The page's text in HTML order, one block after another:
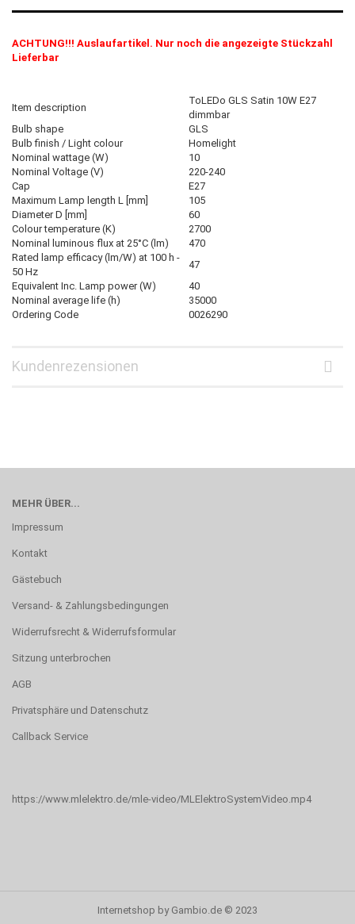
ACHTUNG!!! Auslaufartikel. Nur noch die angezeigte Stückzahl
Lieferbar
Item description
ToLEDo GLS Satin 10W E27
dimmbar
Bulb shape
GLS
Bulb finish / Light colour
Homelight
Nominal wattage (W)
10
Nominal Voltage (V)
220-240
Cap
E27
Maximum Lamp length L [mm]
105
Diameter D [mm]
60
Colour temperature (K)
2700
Nominal luminous flux at 25°C (lm)
470
Rated lamp efficacy (lm/W) at 100 h -
50 Hz
47
Equivalent Inc. Lamp power (W)
40
Nominal average life (h)
35000
Ordering Code
0026290
Kundenrezensionen
MEHR ÜBER...
Impressum
Kontakt
Gästebuch
Versand- & Zahlungsbedingungen
Widerrufsrecht & Widerrufsformular
Sitzung unterbrochen
AGB
Privatsphäre und Datenschutz
Callback Service
https://www.mlelektro.de/mle-video/MLElektroSystemVideo.mp4
Internetshop by Gambio.de © 2023